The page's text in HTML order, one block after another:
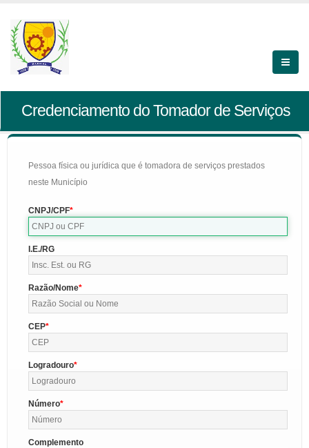
Credenciamento do Tomador de Serviços
Pessoa física ou jurídica que é tomadora de serviços prestados
neste Município
CNPJ/CPF
I.E./RG
Razão/Nome
CEP
Logradouro
Número
Complemento